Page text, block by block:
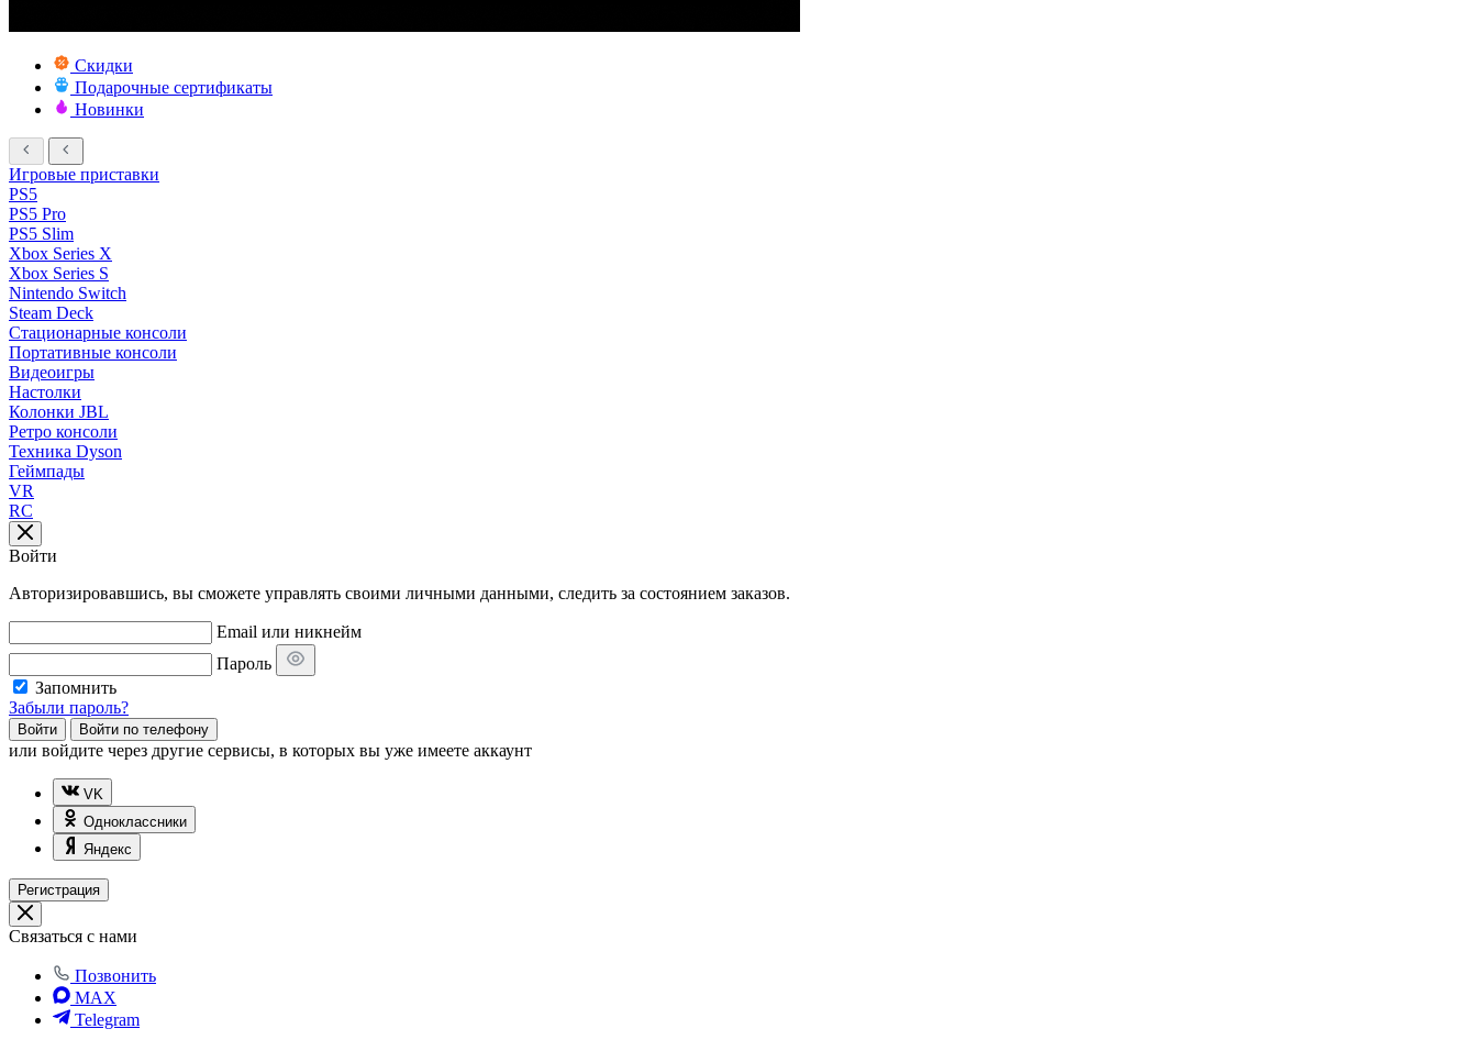
Скидки
Подарочные сертификаты
Новинки
Игровые приставки
PS5
PS5 Pro
PS5 Slim
Xbox Series X
Xbox Series S
Nintendo Switch
Steam Deck
Стационарные консоли
Портативные консоли
Видеоигры
Настолки
Колонки JBL
Ретро консоли
Техника Dyson
Геймпады
VR
RC
Войти
Авторизировавшись, вы сможете управлять своими личными данными, следить за состоянием заказов.
Email или никнейм
Пароль
Запомнить
Забыли пароль?
Войти Войти по телефону
или войдите через другие сервисы, в которых вы уже имеете аккаунт
VK
Одноклассники
Яндекс
Регистрация
Связаться с нами
Позвонить
MAX
Telegram